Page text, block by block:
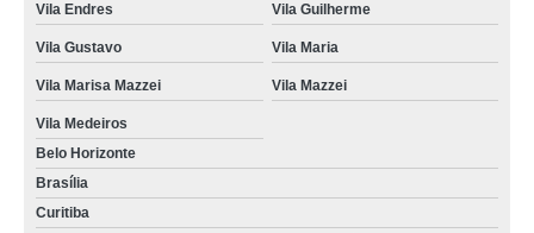
Vila Endres Vila Guilherme
Vila Gustavo Vila Maria
Vila Marisa Mazzei Vila Mazzei
Vila Medeiros
Belo Horizonte
Brasília
Curitiba